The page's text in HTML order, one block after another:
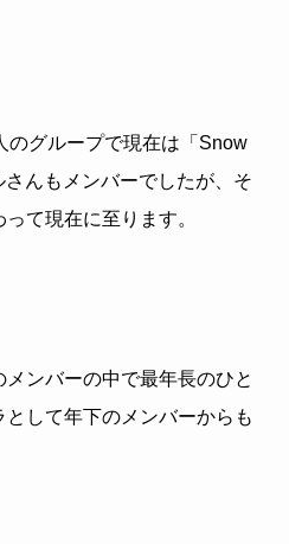
のグループで現在は「Snow
んもメンバーでしたが、そ
て現在に至ります。
ンバーの中で最年長のひと
して年下のメンバーからも